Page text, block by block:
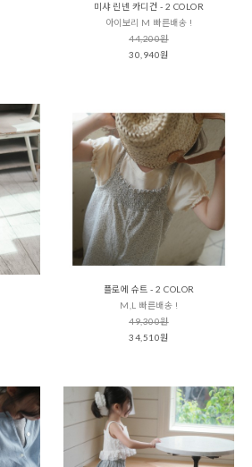
미샤 린넨 카디건 - 2 COLOR
아이보리 M 빠른배송 !
44,200원
30,940원
플로에 슈트 - 2 COLOR
M,L 빠른배송 !
49,300원
34,510원